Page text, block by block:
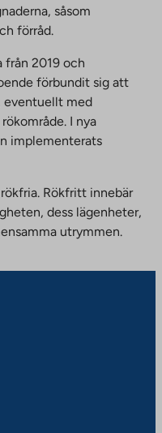
såsom
förråd.
från 2019 och
förbundit sig att
eventuellt med
I nya
implementerats
Rökfritt innebär
dess lägenheter,
utrymmen.